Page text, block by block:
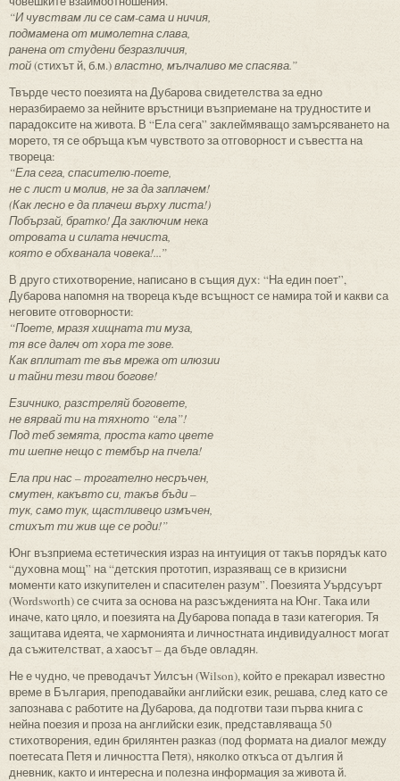
“И чувствам ли се сам-сама и ничия,
подмамена от мимолетна слава,
ранена от студени безразличия,
той(стихът й, б.м.)властно, мълчаливо ме спасява.”
Твърде често поезията на Дубарова свидетелства за едно
неразбираемо за нейните връстници възприемане на трудностите и
парадоксите на живота. В “Ела сега” заклеймяващо замърсяването на
морето, тя се обръща към чувството за отговорност и съвестта на
твореца:
“Ела сега, спасителю-поете,
не с лист и молив, не за да заплачем!
(Как лесно е да плачеш върху листа!)
Побързай, братко! Да заключим нека
отровата и силата нечиста,
която е обхванала човека!...”
В друго стихотворение, написано в същия дух: “На един поет”,
Дубарова напомня на твореца къде всъщност се намира той и какви са
неговите отговорности:
“Поете, мразя хищната ти муза,
тя все далеч от хора те зове.
Как вплитат те във мрежа от илюзии
и тайни тези твои богове!
Езичнико, разстреляй боговете,
не вярвай ти на тяхното “ела”!
Под теб земята, проста като цвете
ти шепне нещо с тембър на пчела!
Ела при нас – трогателно несръчен,
смутен, какъвто си, такъв бъди –
тук, само тук, щастливецо измъчен,
стихът ти жив ще се роди!”
Юнг възприема естетическия израз на интуиция от такъв порядък като
“духовна мощ” на “детския прототип, изразяващ се в кризисни
моменти като изкупителен и спасителен разум”. Поезията Уърдсуърт
(Wordsworth) се счита за основа на разсъжденията на Юнг. Така или
иначе, като цяло, и поезията на Дубарова попада в тази категория. Тя
защитава идеята, че хармонията и личностната индивидуалност могат
да съжителстват, а хаосът – да бъде овладян.
Не е чудно, че преводачът Уилсън (Wilson), който е прекарал известно
време в България, преподавайки английски език, решава, след като се
запознава с работите на Дубарова, да подготви тази първа книга с
нейна поезия и проза на английски език, представляваща 50
стихотворения, един брилянтен разказ (под формата на диалог между
поетесата Петя и личността Петя), няколко откъса от дългия й
дневник, както и интересна и полезна информация за живота й.